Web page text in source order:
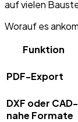
auf vielen
Worauf es
Funktion
PDF-Export
DXF oder CAD-
nahe Formate